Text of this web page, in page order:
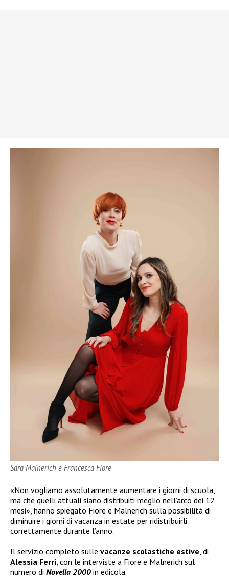
Sara Malnerich e Francesca Fiore
«Non vogliamo assolutamente aumentare i giorni di scuola,
ma che quelli attuali siano distribuiti meglio nell’arco dei 12
mesi», hanno spiegato Fiore e Malnerich sulla possibilità di
diminuire i giorni di vacanza in estate per ridistribuirli
correttamente durante l’anno.
Il servizio completo sulle vacanze scolastiche estive , di
Alessia Ferri , con le interviste a Fiore e Malnerich sul
numero di Novella 2000 in edicola.